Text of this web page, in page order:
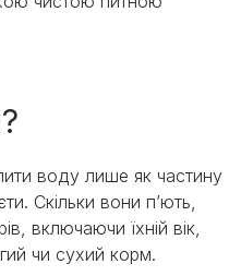
воду лише як частину
Скільки вони п’ють,
включаючи їхній вік,
чи сухий корм.